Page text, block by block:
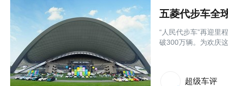
五菱代步车全
“人民代步车”再迎里
破300万辆。为欢庆
超级车评